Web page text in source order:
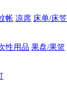
帐 凉席 床单/床笠
性用品 果盘/果篮